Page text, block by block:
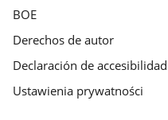
BOE
Derechos de autor
Declaración de
Ustawienia prywatności